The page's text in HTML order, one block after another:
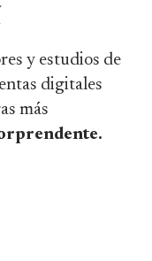
y estudios de
digitales
más